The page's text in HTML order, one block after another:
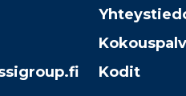
Kodit